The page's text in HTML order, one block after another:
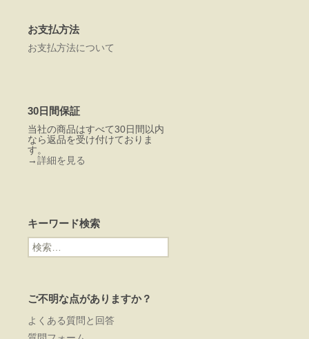
お支払方法
お支払方法について
30日間保証
当社の商品はすべて30日間以内
なら返品を受け付けておりま
す。
→詳細を見る
キーワード検索
検
索:
ご不明な点がありますか？
よくある質問と回答